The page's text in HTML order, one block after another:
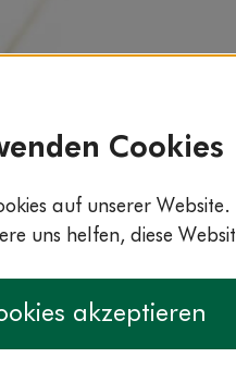
Cookies
auf unserer Website.
uns helfen, diese
akzeptieren